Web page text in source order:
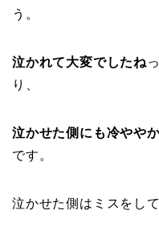
う。
泣かれて大変でしたね
り、
泣かせた側にも冷やや
です。
泣かせた側はミスをし